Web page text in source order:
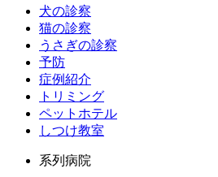
犬の診察
猫の診察
うさぎの診察
予防
症例紹介
トリミング
ペットホテル
しつけ教室
系列病院